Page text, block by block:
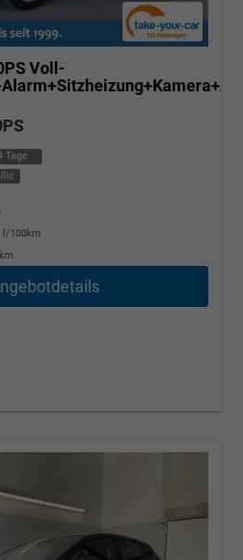
Voll-
Tage
l/100km